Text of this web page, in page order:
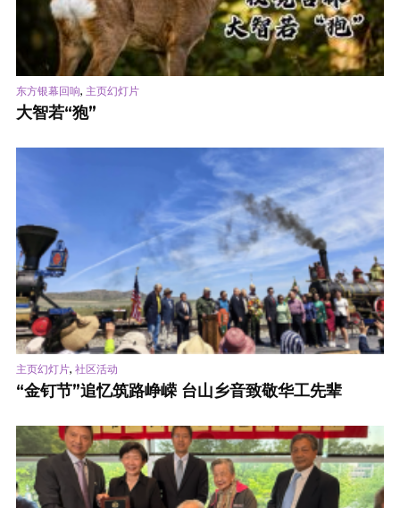
东方银幕回响, 主页幻灯片
大智若“狍”
主页幻灯片, 社区活动
“金钉节”追忆筑路峥嵘 台山乡音致敬华工先辈